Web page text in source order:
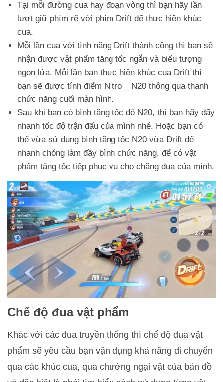
Tại mỗi đường cua hay đoạn vòng thì bạn hãy lần
lượt giữ phím rẽ với phím Drift để thực hiện khúc
cua.
Mỗi lần cua với tình năng Drift thành công thì bạn sẽ
nhận được vật phẩm tăng tốc ngắn và biểu tượng
ngọn lửa. Mỗi lần bạn thực hiện khúc cua Drift thì
bạn sẽ được tính điểm Nitro _ N20 thông qua thanh
chức năng cuối màn hình.
Sau khi bạn có bình tăng tốc độ N20, thì bạn hãy đẩy
nhanh tốc độ trận đấu của mình nhé. Hoặc bạn có
thể vừa sử dụng bình tăng tốc N20 vừa Drift để
nhanh chóng làm đầy bình chức năng, để có vật
phẩm tăng tốc tiếp phục vụ cho chặng đua của mình.
Chế độ đua vật phẩm
Khác với các đua truyền thống thì chế độ đua vật
phẩm sẽ yêu cầu bạn vận dụng khả năng di chuyển
qua các khúc cua, qua chướng ngại vật của bản đồ